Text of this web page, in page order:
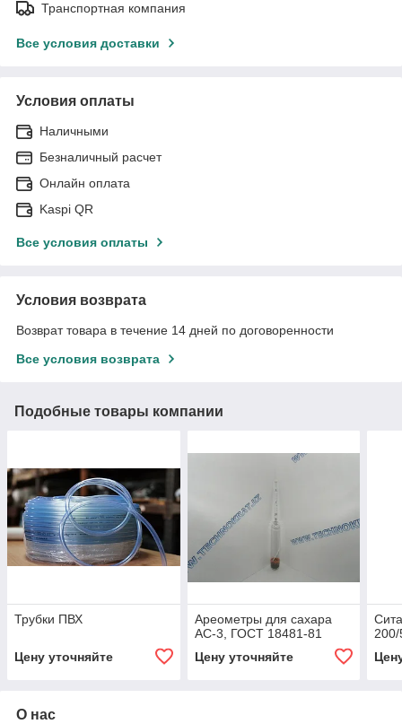
Транспортная компания
Все условия доставки
Условия оплаты
Наличными
Безналичный расчет
Онлайн оплата
Kaspi QR
Все условия оплаты
Условия возврата
Возврат товара в течение 14 дней по договоренности
Все условия возврата
Подобные товары компании
Трубки ПВХ
Цену уточняйте
Ареометры для сахара
АС-3, ГОСТ 18481-81
Цену уточняйте
О нас